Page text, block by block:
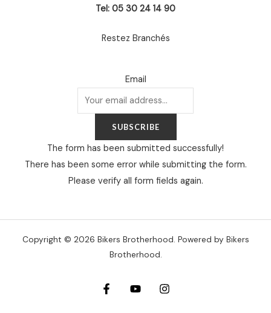
Tel: 05 30 24 14 90
Restez Branchés
Email
SUBSCRIBE
The form has been submitted successfully!
There has been some error while submitting the form.
Please verify all form fields again.
Copyright © 2026 Bikers Brotherhood. Powered by Bikers
Brotherhood.